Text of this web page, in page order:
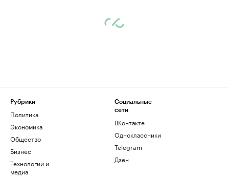
Рубрики
Политика
Экономика
Общество
Бизнес
Технологии и
медиа
Социальные
сети
ВКонтакте
Одноклассники
Telegram
Дзен